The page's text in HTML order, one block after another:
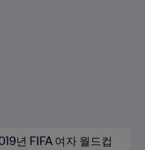
년 FIFA 여자 월드컵